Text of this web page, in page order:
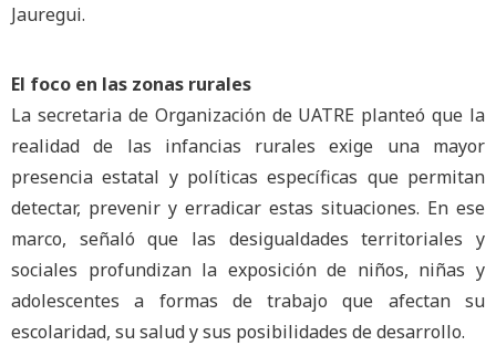
Jauregui.
El foco en las zonas rurales
La secretaria de Organización de UATRE planteó que la
realidad de las infancias rurales exige una mayor
presencia estatal y políticas específicas que permitan
detectar, prevenir y erradicar estas situaciones. En ese
marco, señaló que las desigualdades territoriales y
sociales profundizan la exposición de niños, niñas y
adolescentes a formas de trabajo que afectan su
escolaridad, su salud y sus posibilidades de desarrollo.